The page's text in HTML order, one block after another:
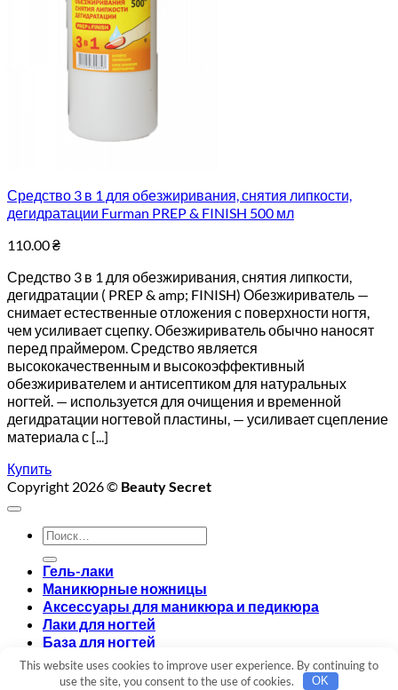
Средство 3 в 1 для обезжиривания, снятия липкости,
дегидратации Furman PREP & FINISH 500 мл
110.00₴
Средство 3 в 1 для обезжиривания, снятия липкости,
дегидратации ( PREP & amp; FINISH) Обезжириватель —
снимает естественные отложения с поверхности ногтя,
чем усиливает сцепку. Обезжириватель обычно наносят
перед праймером. Средство является
высококачественным и высокоэффективный
обезжиривателем и антисептиком для натуральных
ногтей. — используется для очищения и временной
дегидратации ногтевой пластины, — усиливает сцепление
материала с [...]
Купить
Copyright 2026 © Beauty Secret
Искать:
Гель-лаки
Маникюрные ножницы
Аксессуары для маникюра и педикюра
Лаки для ногтей
База для ногтей
Топ для ногтей
Вход
This website uses cookies to improve user experience. By continuing to
use the site, you consent to the use of cookies.
OK